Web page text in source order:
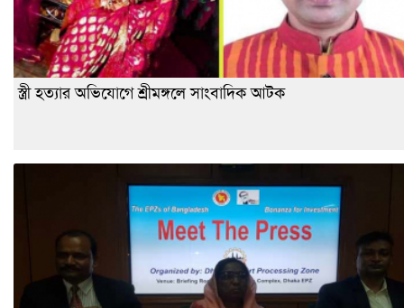
স্ত্রী হত্যার অভিযোগে শ্রীমঙ্গলে সাংবাদিক আটক